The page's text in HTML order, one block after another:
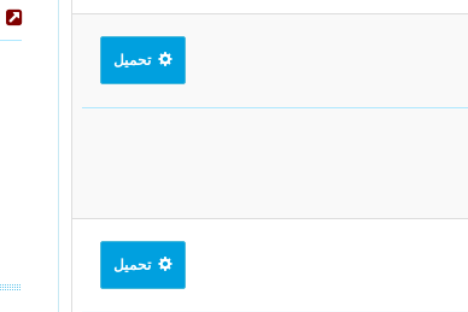
تحميل
تحميل